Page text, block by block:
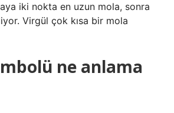
iki nokta en uzun mola, sonra
Virgül çok kısa bir mola
ne anlama